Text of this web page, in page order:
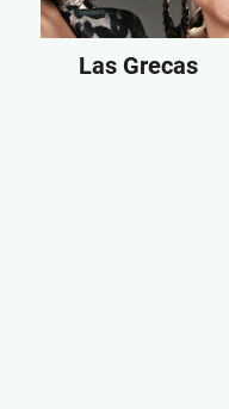
Las Grecas